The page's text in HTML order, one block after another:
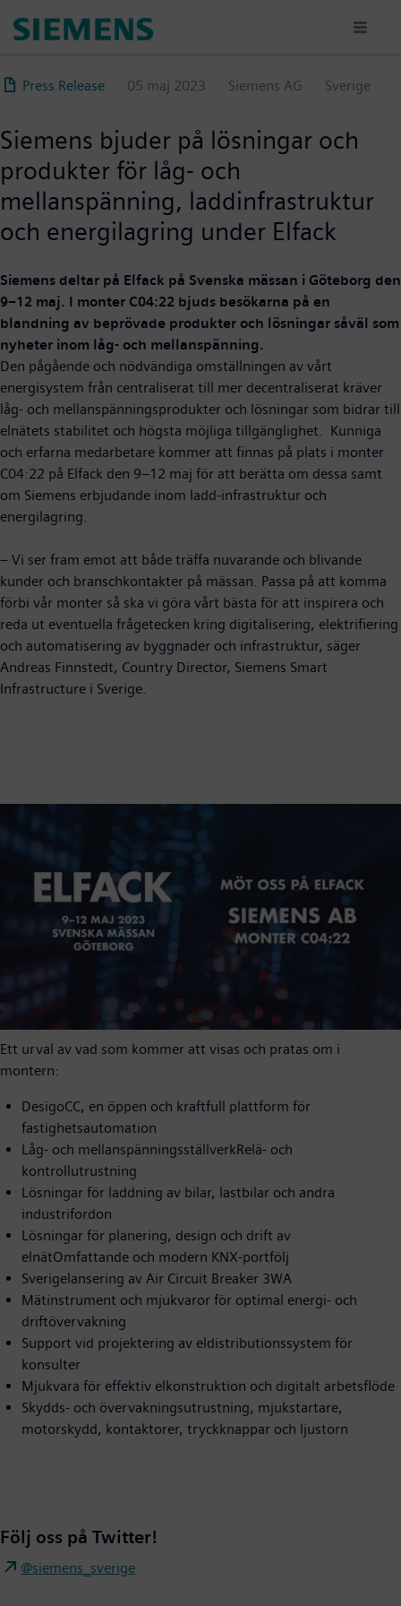
till
Press Release
05 maj 2023 Siemens AG Sverige
Siemens bjuder på lösningar och
produkter för låg- och
mellanspänning, laddinfrastruktur
och energilagring under Elfack
Siemens deltar på Elfack på Svenska mässan i Göteborg den
9–12 maj. I monter C04:22 bjuds besökarna på en
blandning av beprövade produkter och lösningar såväl som
nyheter inom låg- och mellanspänning.
Den pågående och nödvändiga omställningen av vårt
energisystem från centraliserat till mer decentraliserat kräver
låg- och mellanspänningsprodukter och lösningar som bidrar till
elnätets stabilitet och högsta möjliga tillgänglighet. Kunniga
och erfarna medarbetare kommer att finnas på plats i monter
C04:22 på Elfack den 9–12 maj för att berätta om dessa samt
om Siemens erbjudande inom ladd-infrastruktur och
energilagring.
– Vi ser fram emot att både träffa nuvarande och blivande
kunder och branschkontakter på mässan. Passa på att komma
förbi vår monter så ska vi göra vårt bästa för att inspirera och
reda ut eventuella frågetecken kring digitalisering, elektrifiering
och automatisering av byggnader och infrastruktur, säger
Andreas Finnstedt, Country Director, Siemens Smart
Infrastructure i Sverige.
Ett urval av vad som kommer att visas och pratas om i
montern:
DesigoCC, en öppen och kraftfull plattform för
fastighetsautomation
Låg- och mellanspänningsställverkRelä- och
kontrollutrustning
Lösningar för laddning av bilar, lastbilar och andra
industrifordon
Lösningar för planering, design och drift av
elnätOmfattande och modern KNX-portfölj
Sverigelansering av Air Circuit Breaker 3WA
Mätinstrument och mjukvaror för optimal energi- och
driftövervakning
Support vid projektering av eldistributionssystem för
konsulter
Mjukvara för effektiv elkonstruktion och digitalt arbetsflöde
Skydds- och övervakningsutrustning, mjukstartare,
motorskydd, kontaktorer, tryckknappar och ljustorn
Följ oss på Twitter!
@siemens_sverige